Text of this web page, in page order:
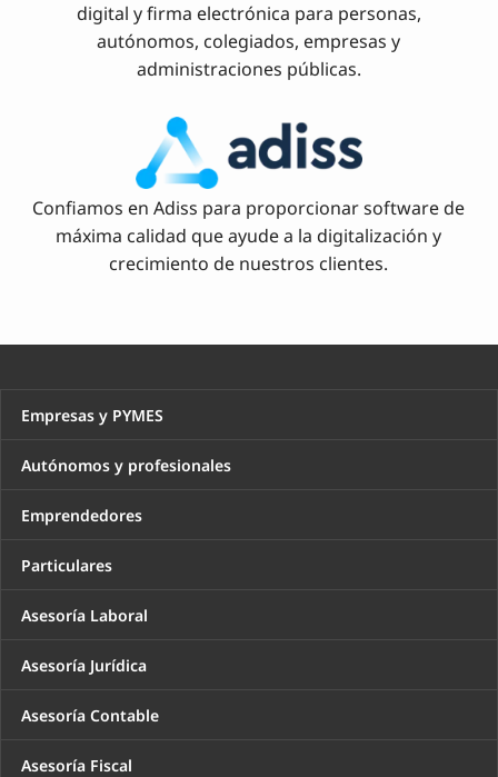
digital y firma electrónica para personas,
autónomos, colegiados, empresas y
administraciones públicas.
Confiamos en Adiss para proporcionar software de
máxima calidad que ayude a la digitalización y
crecimiento de nuestros clientes.
Empresas y PYMES
Autónomos y profesionales
Emprendedores
Particulares
Asesoría Laboral
Asesoría Jurídica
Asesoría Contable
Asesoría Fiscal